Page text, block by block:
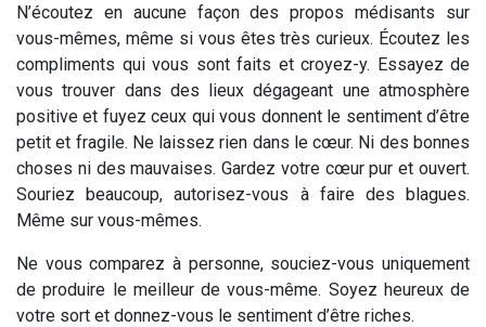
N’écoutez en aucune façon des propos médisants sur
vous-mêmes, même si vous êtes très curieux. Écoutez les
compliments qui vous sont faits et croyez-y. Essayez de
vous trouver dans des lieux dégageant une atmosphère
positive et fuyez ceux qui vous donnent le sentiment d’être
petit et fragile. Ne laissez rien dans le cœur. Ni des bonnes
choses ni des mauvaises. Gardez votre cœur pur et ouvert.
Souriez beaucoup, autorisez-vous à faire des blagues.
Même sur vous-mêmes.
Ne vous comparez à personne, souciez-vous uniquement
de produire le meilleur de vous-même. Soyez heureux de
votre sort et donnez-vous le sentiment d’être riches.